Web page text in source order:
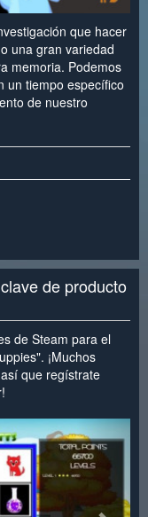
que hacer
una gran variedad
memoria. Podemos
un tiempo específico
de nuestro
de producto
de Steam para el
¡Muchos
que regístrate
>